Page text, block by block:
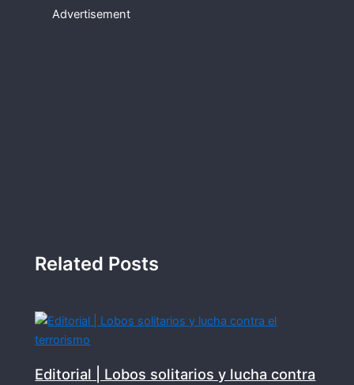
Advertisement
Related Posts
Editorial | Lobos solitarios y lucha contra